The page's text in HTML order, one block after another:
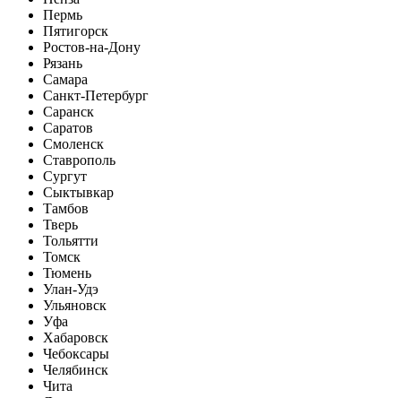
Пермь
Пятигорск
Ростов-на-Дону
Рязань
Самара
Санкт-Петербург
Саранск
Саратов
Смоленск
Ставрополь
Сургут
Сыктывкар
Тамбов
Тверь
Тольятти
Томск
Тюмень
Улан-Удэ
Ульяновск
Уфа
Хабаровск
Чебоксары
Челябинск
Чита